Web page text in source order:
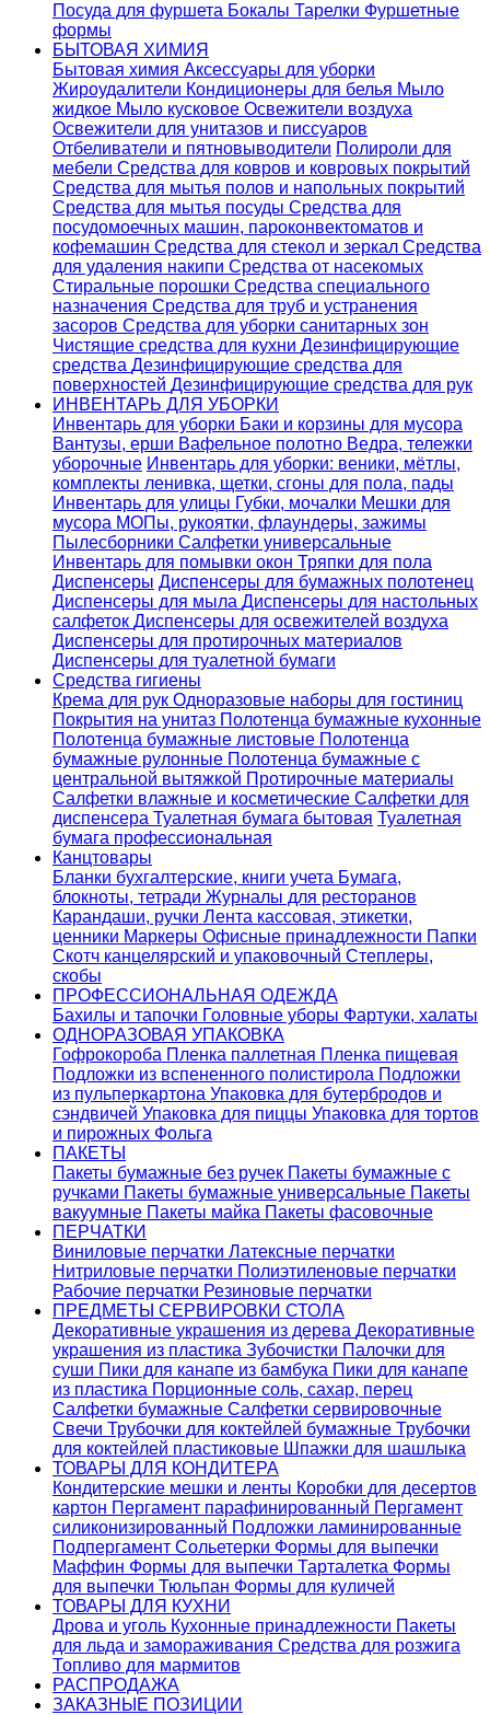
Посуда для фуршета Бокалы Тарелки Фуршетные
формы
БЫТОВАЯ ХИМИЯ
Бытовая химия Аксессуары для уборки
Жироудалители Кондиционеры для белья Мыло
жидкое Мыло кусковое Освежители воздуха
Освежители для унитазов и писсуаров
Отбеливатели и пятновыводители Полироли для
мебели Средства для ковров и ковровых покрытий
Средства для мытья полов и напольных покрытий
Средства для мытья посуды Средства для
посудомоечных машин, пароконвектоматов и
кофемашин Средства для стекол и зеркал Средства
для удаления накипи Средства от насекомых
Стиральные порошки Cредства специального
назначения Средства для труб и устранения
засоров Средства для уборки санитарных зон
Чистящие средства для кухни Дезинфицирующие
средства Дезинфицирующие средства для
поверхностей Дезинфицирующие средства для рук
ИНВЕНТАРЬ ДЛЯ УБОРКИ
Инвентарь для уборки Баки и корзины для мусора
Вантузы, ерши Вафельное полотно Ведра, тележки
уборочные Инвентарь для уборки: веники, мётлы,
комплекты ленивка, щетки, сгоны для пола, пады
Инвентарь для улицы Губки, мочалки Мешки для
мусора МОПы, рукоятки, флаундеры, зажимы
Пылесборники Салфетки универсальные
Инвентарь для помывки окон Тряпки для пола
Диспенсеры Диспенсеры для бумажных полотенец
Диспенсеры для мыла Диспенсеры для настольных
салфеток Диспенсеры для освежителей воздуха
Диспенсеры для протирочных материалов
Диспенсеры для туалетной бумаги
Средства гигиены
Крема для рук Одноразовые наборы для гостиниц
Покрытия на унитаз Полотенца бумажные кухонные
Полотенца бумажные листовые Полотенца
бумажные рулонные Полотенца бумажные с
центральной вытяжкой Протирочные материалы
Салфетки влажные и косметические Салфетки для
диспенсера Туалетная бумага бытовая Туалетная
бумага профессиональная
Канцтовары
Бланки бухгалтерские, книги учета Бумага,
блокноты, тетради Журналы для ресторанов
Карандаши, ручки Лента кассовая, этикетки,
ценники Маркеры Офисные принадлежности Папки
Скотч канцелярский и упаковочный Степлеры,
скобы
ПРОФЕССИОНАЛЬНАЯ ОДЕЖДА
Бахилы и тапочки Головные уборы Фартуки, халаты
ОДНОРАЗОВАЯ УПАКОВКА
Гофрокороба Пленка паллетная Пленка пищевая
Подложки из вспененного полистирола Подложки
из пульперкартона Упаковка для бутербродов и
сэндвичей Упаковка для пиццы Упаковка для тортов
и пирожных Фольга
ПАКЕТЫ
Пакеты бумажные без ручек Пакеты бумажные с
ручками Пакеты бумажные универсальные Пакеты
вакуумные Пакеты майка Пакеты фасовочные
ПЕРЧАТКИ
Виниловые перчатки Латексные перчатки
Нитриловые перчатки Полиэтиленовые перчатки
Рабочие перчатки Резиновые перчатки
ПРЕДМЕТЫ СЕРВИРОВКИ СТОЛА
Декоративные украшения из дерева Декоративные
украшения из пластика Зубочистки Палочки для
суши Пики для канапе из бамбука Пики для канапе
из пластика Порционные соль, сахар, перец
Салфетки бумажные Салфетки сервировочные
Свечи Трубочки для коктейлей бумажные Трубочки
для коктейлей пластиковые Шпажки для шашлыка
ТОВАРЫ ДЛЯ КОНДИТЕРА
Кондитерские мешки и ленты Коробки для десертов
картон Пергамент парафинированный Пергамент
силиконизированный Подложки ламинированные
Подпергамент Сольетерки Формы для выпечки
Маффин Формы для выпечки Тарталетка Формы
для выпечки Тюльпан Формы для куличей
ТОВАРЫ ДЛЯ КУХНИ
Дрова и уголь Кухонные принадлежности Пакеты
для льда и замораживания Средства для розжига
Топливо для мармитов
РАСПРОДАЖА
ЗАКАЗНЫЕ ПОЗИЦИИ